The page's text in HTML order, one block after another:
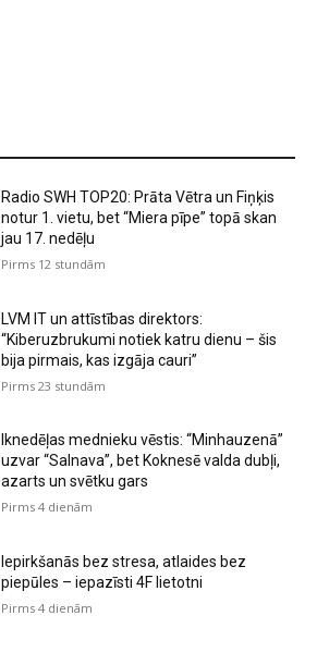
Radio SWH TOP20: Prāta Vētra un Fiņķis
notur 1. vietu, bet “Miera pīpe” topā skan
jau 17. nedēļu
Pirms 12 stundām
LVM IT un attīstības direktors:
“Kiberuzbrukumi notiek katru dienu – šis
bija pirmais, kas izgāja cauri”
Pirms 23 stundām
Iknedēļas mednieku vēstis: “Minhauzenā”
uzvar “Salnava”, bet Koknesē valda dubļi,
azarts un svētku gars
Pirms 4 dienām
Iepirkšanās bez stresa, atlaides bez
piepūles – iepazīsti 4F lietotni
Pirms 4 dienām